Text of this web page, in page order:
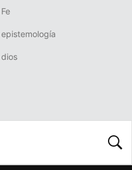
Fe
epistemología
dios